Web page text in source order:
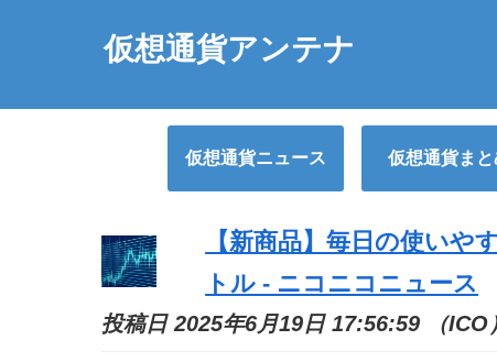
仮想通貨アンテナ
仮想通貨ニュース 仮想通貨まと
【新商品】毎日の使い
トル - ニコニコニュース
投稿日 2025年6月19日 17:56:59 （ICO